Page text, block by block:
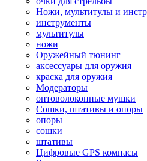
Ножи, мультитулы и
инструменты
мультитулы
ножи
Оружейный тюнинг
аксессуары для оружия
краска для оружия
Модераторы
оптоволоконные мушки
Сошки, штативы и опоры
опоры
сошки
штативы
Цифровые GPS компасы